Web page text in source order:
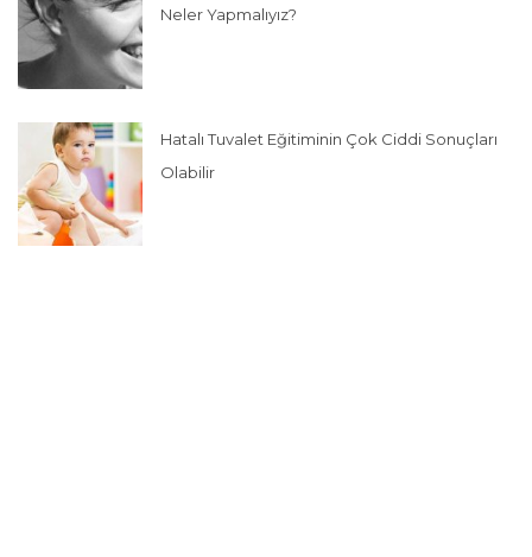
Neler Yapmalıyız?
Hatalı Tuvalet Eğitiminin Çok Ciddi Sonuçları
Olabilir